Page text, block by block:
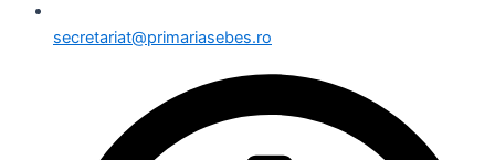
secretariat@primariasebes.ro